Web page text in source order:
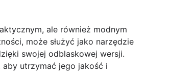
ale również modnym
może służyć jako narzędzie
swojej odblaskowej wersji.
aby utrzymać jego jakość i